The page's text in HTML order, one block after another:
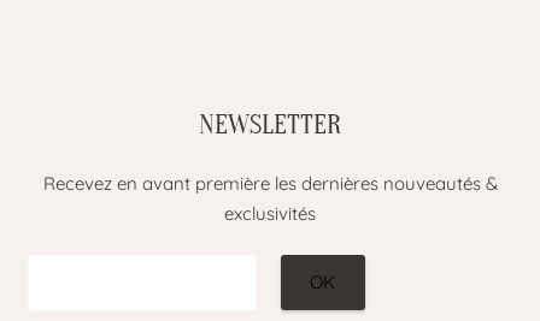
NEWSLETTER
Recevez en avant première les dernières nouveautés &
exclusivités